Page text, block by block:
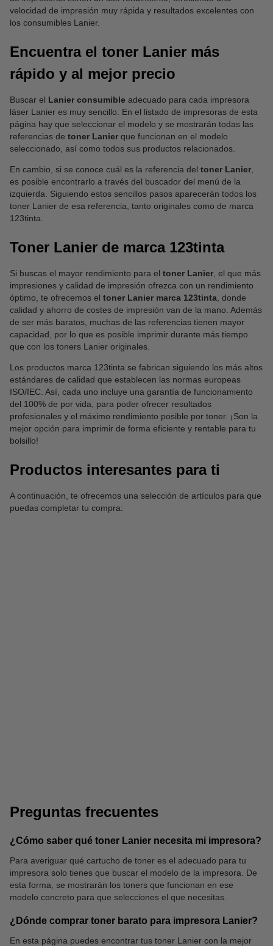
velocidad de impresión muy rápida y resultados excelentes con
los consumibles Lanier.
Encuentra el toner Lanier más
rápido y al mejor precio
Buscar el Lanier consumible adecuado para cada impresora
láser Lanier es muy sencillo. En el listado de impresoras de esta
página hay que seleccionar el modelo y se mostrarán todas las
referencias de toner Lanier que funcionan en el modelo
seleccionado, así como todos sus productos relacionados.
En cambio, si se conoce cuál es la referencia del toner Lanier
es posible encontrarlo a través del buscador del menú de la
izquierda. Siguiendo estos sencillos pasos aparecerán todos los
toner Lanier de esa referencia, tanto originales como de marca
123tinta.
Toner Lanier de marca 123tinta
Si buscas el mayor rendimiento para el toner Lanier , el que más
impresiones y calidad de impresión ofrezca con un rendimiento
óptimo, te ofrecemos el toner Lanier marca 123tinta , donde
calidad y ahorro de costes de impresión van de la mano. Además
de ser más baratos, muchas de las referencias tienen mayor
capacidad, por lo que es posible imprimir durante más tiempo
que con los toners Lanier originales.
Los productos marca 123tinta se fabrican siguiendo los más altos
estándares de calidad que establecen las normas europeas
ISO/IEC. Así, cada uno incluye una garantía de funcionamiento
del 100% de por vida, para poder ofrecer resultados
profesionales y el máximo rendimiento posible por toner. ¡Son la
mejor opción para imprimir de forma eficiente y rentable para tu
bolsillo!
Productos interesantes para ti
A continuación, te ofrecemos una selección de artículos para que
puedas completar tu compra:
Enchufes Impresoras laser a color
Preguntas frecuentes
¿Cómo saber qué toner Lanier necesita mi impresora?
Para averiguar qué cartucho de toner es el adecuado para tu
impresora solo tienes que buscar el modelo de la impresora. De
esta forma, se mostrarán los toners que funcionan en ese
modelo concreto para que selecciones el que necesitas.
¿Dónde comprar toner barato para impresora Lanier?
En esta página puedes encontrar tus toner Lanier con la mejor